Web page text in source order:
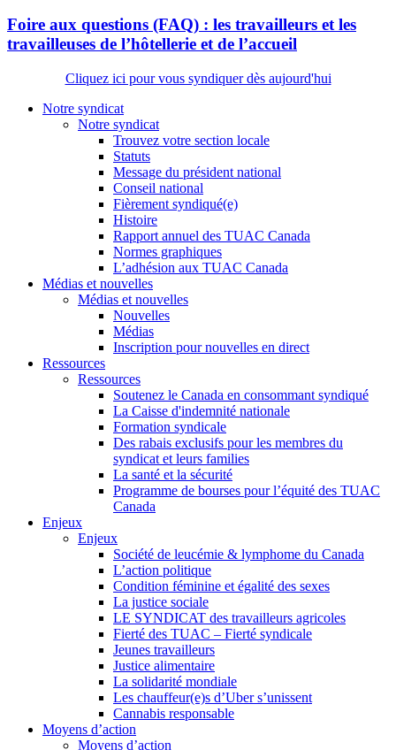
Foire aux questions (FAQ) : les travailleurs et les
travailleuses de l’hôtellerie et de l’accueil
Cliquez ici pour vous syndiquer dès aujourd'hui
Notre syndicat
Notre syndicat
Trouvez votre section locale
Statuts
Message du président national
Conseil national
Fièrement syndiqué(e)
Histoire
Rapport annuel des TUAC Canada
Normes graphiques
L’adhésion aux TUAC Canada
Médias et nouvelles
Médias et nouvelles
Nouvelles
Médias
Inscription pour nouvelles en direct
Ressources
Ressources
Soutenez le Canada en consommant syndiqué
La Caisse d'indemnité nationale
Formation syndicale
Des rabais exclusifs pour les membres du
syndicat et leurs families
La santé et la sécurité
Programme de bourses pour l’équité des TUAC
Canada
Enjeux
Enjeux
Société de leucémie & lymphome du Canada
L’action politique
Condition féminine et égalité des sexes
La justice sociale
LE SYNDICAT des travailleurs agricoles
Fierté des TUAC – Fierté syndicale
Jeunes travailleurs
Justice alimentaire
La solidarité mondiale
Les chauffeur(e)s d’Uber s’unissent
Cannabis responsable
Moyens d’action
Moyens d’action